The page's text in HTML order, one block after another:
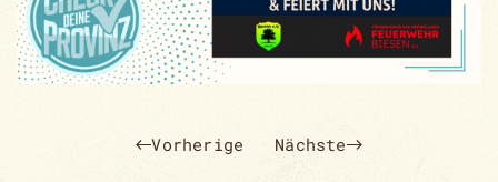
Vorherige Nächste